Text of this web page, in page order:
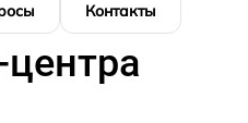
Контакты